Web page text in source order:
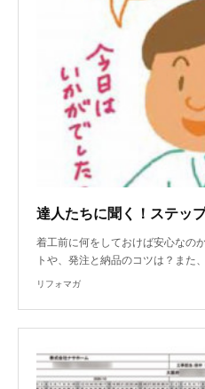
着工前に何をしておけば安心なの
トや、発注と納品のコツは？ま
リフォマガ